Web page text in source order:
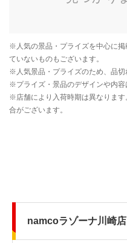
namcoラゾーナ川崎店